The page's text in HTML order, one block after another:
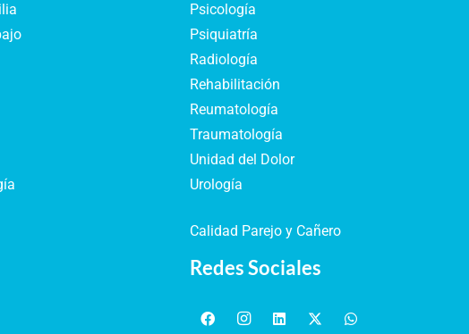
Psicología
Psiquiatría
Radiología
Rehabilitación
Reumatología
Traumatología
Unidad del Dolor
Urología
Calidad Parejo y Cañero
Redes Sociales